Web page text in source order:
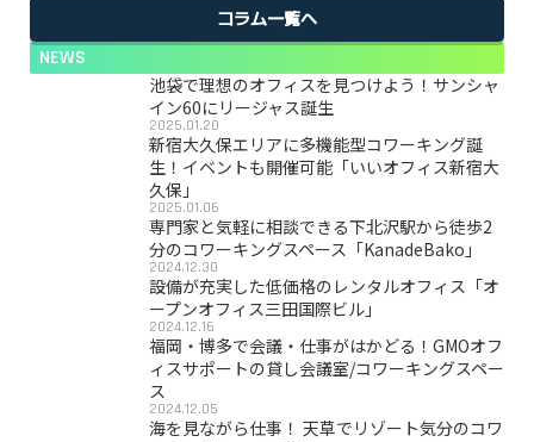
コラム一覧へ
NEWS
池袋で理想のオフィスを見つけよう！サンシャ
イン60にリージャス誕生
2025.01.20
新宿大久保エリアに多機能型コワーキング誕
生！イベントも開催可能「いいオフィス新宿大
久保」
2025.01.06
専門家と気軽に相談できる下北沢駅から徒歩2
分のコワーキングスペース「KanadeBako」
2024.12.30
設備が充実した低価格のレンタルオフィス「オ
ープンオフィス三田国際ビル」
2024.12.16
福岡・博多で会議・仕事がはかどる！GMOオフ
ィスサポートの貸し会議室/コワーキングスペー
ス
2024.12.05
海を見ながら仕事！ 天草でリゾート気分のコワ